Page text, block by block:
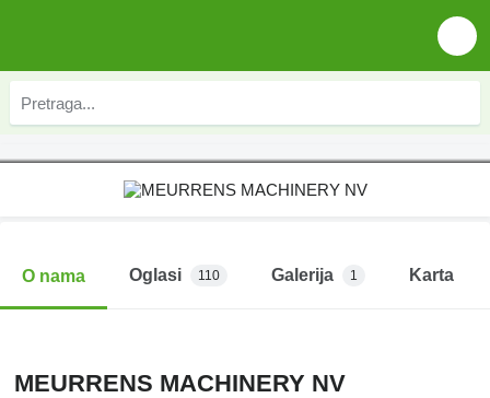
O nama Oglasi 110 Galerija 1 Karta
MEURRENS MACHINERY NV